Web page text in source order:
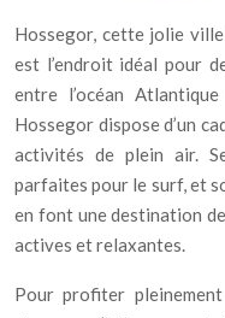
Hossegor, cette jolie
est l’endroit idéal pour
entre l’océan
Hossegor dispose d’un
activités de plein air.
parfaites pour le surf, et
en font une destination
actives et relaxantes.
Pour profiter